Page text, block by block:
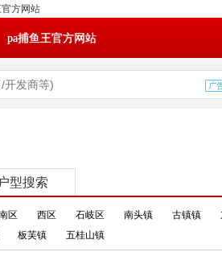
方网站
pa捕鱼王官方网站
户型搜索
区 西区 石岐区 南头镇 古镇镇
板芙镇 五桂山镇